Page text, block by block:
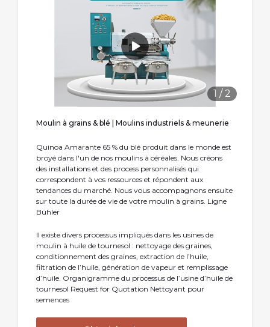
1 / 2
Moulin à grains & blé | Moulins industriels & meunerie
Quinoa Amarante 65 % du blé produit dans le monde est
broyé dans l'un de nos moulins à céréales. Nous créons
des installations et des process personnalisés qui
correspondent à vos ressources et répondent aux
tendances du marché. Nous vous accompagnons ensuite
sur toute la durée de vie de votre moulin à grains. Ligne
Bühler
Il existe divers processus impliqués dans les usines de
moulin à huile de tournesol : nettoyage des graines,
conditionnement des graines, extraction de l’huile,
filtration de l’huile, génération de vapeur et remplissage
d’huile. Organigramme du processus de l’usine d’huile de
tournesol Request for Quotation Nettoyant pour
semences